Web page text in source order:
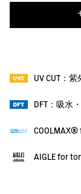
UV CUT：
DFT：吸水
AIGLE for